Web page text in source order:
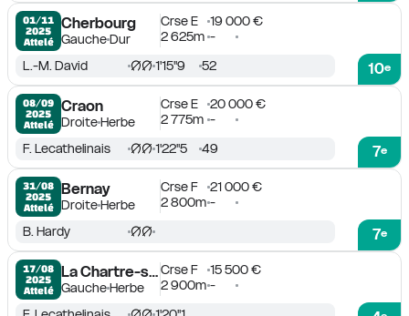
01/11
2025
Attelé
Cherbourg
GaucheDur
Crse E
19 000 €
2 625m -
10e
L.-M. David 1'15''9 52
08/09
2025
Attelé
Craon
DroiteHerbe
Crse E
20 000 €
2 775m -
7e
F. Lecathelinais 1'22''5 49
31/08
2025
Attelé
Bernay
DroiteHerbe
Crse F
21 000 €
2 800m -
7e
B. Hardy
17/08
2025
Attelé
La Chartre-sur-le-Loir
GaucheHerbe
Crse F
15 500 €
2 900m -